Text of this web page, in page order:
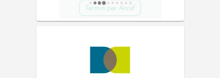
Termin per Anruf